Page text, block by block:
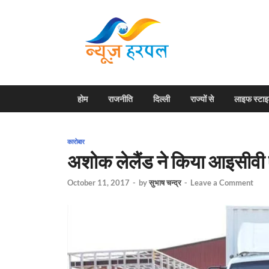
होम राजनीति दिल्ली राज्यों से लाइफ
कारोबार
अशोक लेलैंड ने किया आइसीवी
October 11, 2017 - byसुभाष चन्द्र - Leave a Comment